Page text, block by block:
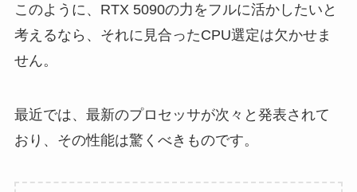
このように、RTX 5090の力をフルに活かしたいと
考えるなら、それに見合ったCPU選定は欠かせま
せん。
最近では、最新のプロセッサが次々と発表されて
おり、その性能は驚くべきものです。